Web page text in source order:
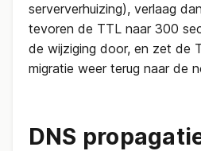
serververhuizing), verlaag
tevoren de TTL naar 300
de wijziging door, en zet de
migratie weer terug naar de
DNS